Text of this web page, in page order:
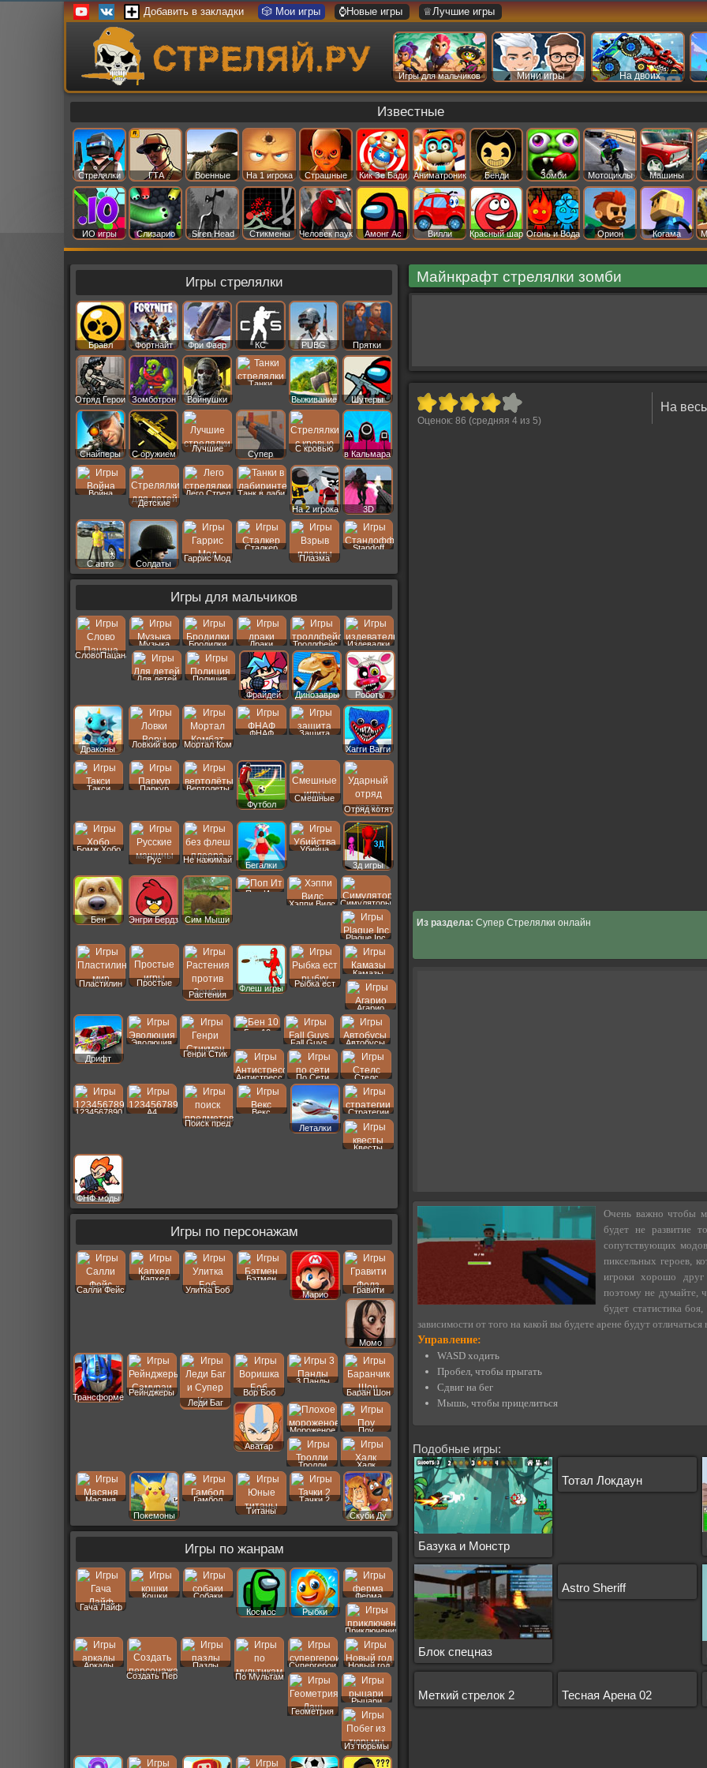
Добавить в закладки 🎲 Мои игры ⌚Новые игры ♕Лучшие игры
Игры для мальчиков Мини игры На двоих
Известные
Стрелялки ГТА Военные На 1 игрока Страшные Кик Зе Бади Аниматроник Бенди Зомби Мотоциклы Машины
ИО игры Слизарио Siren Head Стикмены Человек паук Амонг Ас Вилли Красный шар Огонь и Вода Орион Когама
Майнкрафт стрелялки зомби
Оценок: 86 (средняя 4из 5)
На
Из раздела: Супер Стрелялки онлайн
Очень важно чтобы
будет не развитие
сопутствующих
пиксельных героев,
игроки хорошо друг
поэтому не думайте,
будет статистика
зависимости от того на какой вы будете арене будут
Управление:
WASD ходить
Пробел, чтобы прыгать
Сдвиг на бег
Мышь, чтобы прицелиться
Подобные игры:
Базука и Монстр
Тотал Локдаун
Блок спецназ
Astro Sheriff
Меткий стрелок 2 Тесная Арена 02
Игры стрелялки
Бравл
Старс
Фортнайт Фри Фаер КС PUBG Прятки
Отряд Герои Зомботрон Войнушки
Танки
Выживание
Шутеры
Снайперы С оружием
Лучшие
Супер
С кровью
в Кальмара
Война
Детские
Лего Стрел
Танк в лаби
На 2 игрока
3D
С авто Солдаты
Гаррис Мод
Сталкер
Плазма
Standoff
Игры для мальчиков
СловоПацана
Музыка Бродилки Драки Троллфейс Издевалки
Для детей
Полиция
Фрайдей
Динозавры Роботы
Драконы
Ловкий вор Мортал Ком
ФНАФ
Защита
Хагги Вагги
Такси Паркур
Вертолеты
Футбол
Смешные
Отряд котят
Бомж Хобо
Рус
Не нажимай
Бегалки
Убийца
3д игры
Бен Энгри Бердз Сим Мыши
Поп Ит
Хэппи Вилс Симуляторы
Plague Inc
Пластилин
Простые
Растения
Флеш игры
Рыбка ест
Камазы
Агарио
Дрифт
Эволюция
Генри Стик
Бен 10
Fall Guys
Автобусы
Антистресс По Сети Стелс
1234567890
A4
Поиск пред
Векс
Леталки
Стратегии
Квесты
ФНФ моды
Игры по персонажам
Салли Фейс
Капхед
Улитка Боб
Бэтмен
Марио
Гравити
Фолз
Момо
Трансформеры
Рейнджеры
Леди Баг
Вор Боб
3 Панды
Баран Шон
Аватар
Мороженое Поу
Тролли Халк
Масяня
Покемоны
Гамбол
Титаны
Тачки 2
Скуби Ду
Игры по жанрам
Гача Лайф
Кошки
Собаки
Космос
Рыбки
Ферма
Приключения
Аркады
Создать Пер
Пазлы
По Мультам
Супергерои Новый год
Геометрия
Рыцари
Из тюрьмы